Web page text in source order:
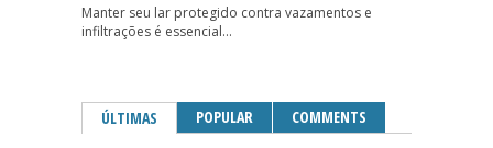
Manter seu lar protegido contra vazamentos e
infiltrações é essencial...
ÚLTIMAS POPULAR COMMENTS